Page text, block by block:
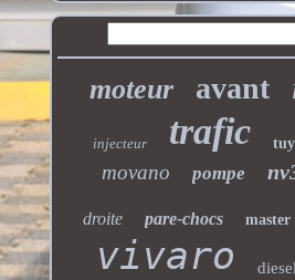
moteur avant
injecteur trafic
movano pompe
droite pare-chocs master
vivaro diesel